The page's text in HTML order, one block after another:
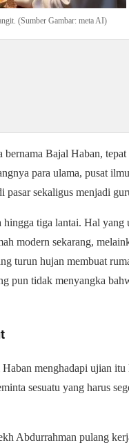
(Sumber Gambar: meta AI)
Bajal Haban,
para ulama, pusat
sekaligus menjadi
hingga tiga lantai. Hal yang
modern sekarang,
turun hujan membuat
pun tidak menyangka
menghadapi ujian itu
sesuatu yang harus
Abdurrahman pulang